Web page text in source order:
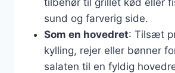
sund og farverig side.
Som en hovedret: Tilsæt
kylling, rejer eller bønner
salaten til en fyldig